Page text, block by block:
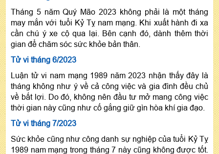
Tháng 5 năm Quý Mão 2023 không phải là một tháng
may mắn với tuổi Kỷ Tỵ nam mạng. Khi xuất hành đi xa
cần chú ý xe cộ qua lại. Bên cạnh đó, dành thêm thời
gian để chăm sóc sức khỏe bản thân.
Tử vi tháng 6/2023
Luận tử vi nam mạng 1989 năm 2023 nhận thấy đây là
tháng không như ý về cả công việc và gia đình đều chủ
về bất lợi. Do đó, không nên đầu tư mở mang công việc
thời gian này cũng như cố gắng giữ gìn hòa khí gia đạo.
Tử vi tháng 7/2023
Sức khỏe cũng như công danh sự nghiệp của tuổi Kỷ Tỵ
1989 nam mạng trong tháng 7 này cũng không được tốt.